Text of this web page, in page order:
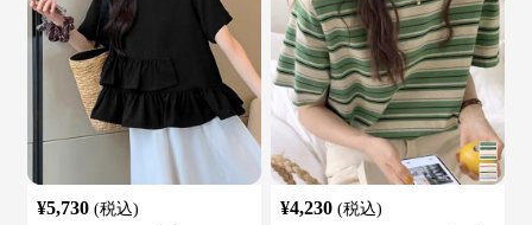
¥5,730 (税込) ¥4,230 (税込)